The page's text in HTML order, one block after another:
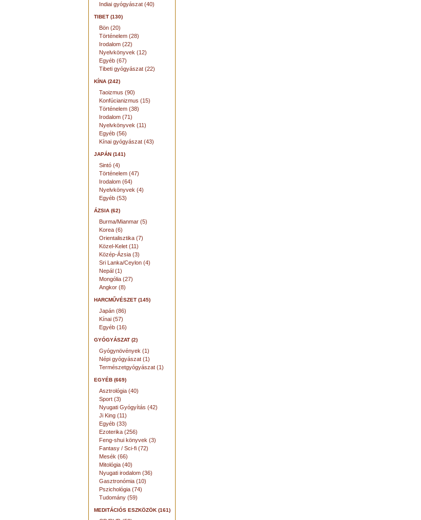
Indiai gyógyászat (40)
TIBET (130)
Bön (20)
Történelem (28)
Irodalom (22)
Nyelvkönyvek (12)
Egyéb (67)
Tibeti gyógyászat (22)
KÍNA (242)
Taoizmus (90)
Konfúcianizmus (15)
Történelem (38)
Irodalom (71)
Nyelvkönyvek (11)
Egyéb (56)
Kínai gyógyászat (43)
JAPÁN (141)
Sintó (4)
Történelem (47)
Irodalom (64)
Nyelvkönyvek (4)
Egyéb (53)
ÁZSIA (62)
Burma/Mianmar (5)
Korea (6)
Orientalisztika (7)
Közel-Kelet (11)
Közép-Ázsia (3)
Sri Lanka/Ceylon (4)
Nepál (1)
Mongólia (27)
Angkor (8)
HARCMŰVÉSZET (145)
Japán (86)
Kínai (57)
Egyéb (16)
GYÓGYÁSZAT (2)
Gyógynövények (1)
Népi gyógyászat (1)
Természetgyógyászat (1)
EGYÉB (669)
Asztrológia (40)
Sport (3)
Nyugati Gyógyítás (42)
Ji King (11)
Egyéb (33)
Ezoterika (256)
Feng-shui könyvek (3)
Fantasy / Sci-fi (72)
Mesék (66)
Mitológia (40)
Nyugati irodalom (36)
Gasztronómia (10)
Pszichológia (74)
Tudomány (59)
MEDITÁCIÓS ESZKÖZÖK (161)